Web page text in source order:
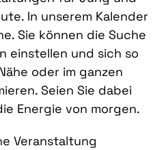
In unserem Kalender
Sie können die Suche
einstellen und sich so
oder im ganzen
Seien Sie dabei
Energie von morgen.
Veranstaltung